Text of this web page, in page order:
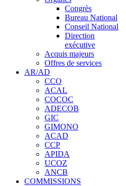
Congrès
Bureau National
Conseil National
Direction
exécutive
Acquis majeurs
Offres de services
AR/AD
CCO
ACAL
COCOC
ADECOB
GIC
GIMONO
ACAD
CCP
APIDA
UCOZ
ANCB
COMMISSIONS